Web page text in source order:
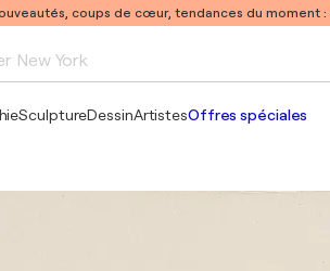
coups de cœur, tendances du moment :
New York
Pablo Picasso
SculptureDessinArtistesOffres spéciales